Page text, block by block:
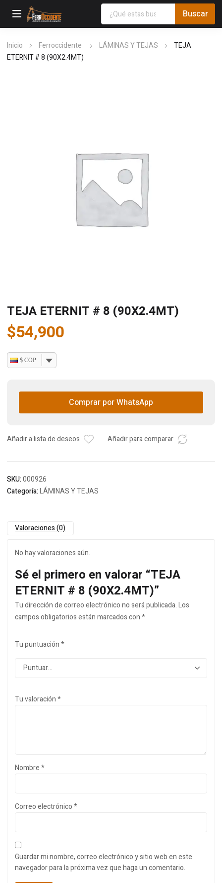
Inicio Ferroccidente LÁMINAS Y TEJAS
TEJA
ETERNIT # 8 (90X2.4MT)
TEJA ETERNIT # 8 (90X2.4MT)
$54,900
$ COP
Comprar por WhatsApp
Añadir a lista de deseos Añadir para comparar
SKU:000926
Categoría:LÁMINAS Y TEJAS
Valoraciones (0)
No hay valoraciones aún.
Sé el primero en valorar “TEJA
ETERNIT # 8 (90X2.4MT)”
Tu dirección de correo electrónico no será publicada.Los
campos obligatorios están marcados con*
Tu puntuación*
Tu valoración*
Nombre*
Correo electrónico*
Guardar mi nombre, correo electrónico y sitio web en este
navegador para la próxima vez que haga un comentario.